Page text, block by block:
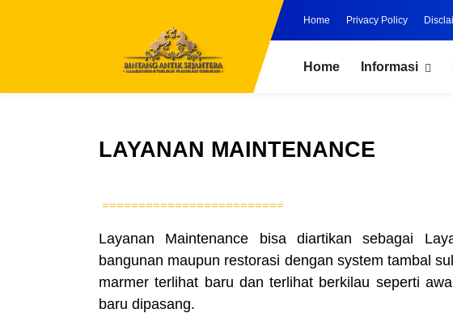
Home Privacy Policy
Home Informasi
LAYANAN MAINTENANCE
=========================
Layanan Maintenance bisa diartikan sebagai
bangunan maupun restorasi dengan system tambal
marmer terlihat baru dan terlihat berkilau seperti
baru dipasang.